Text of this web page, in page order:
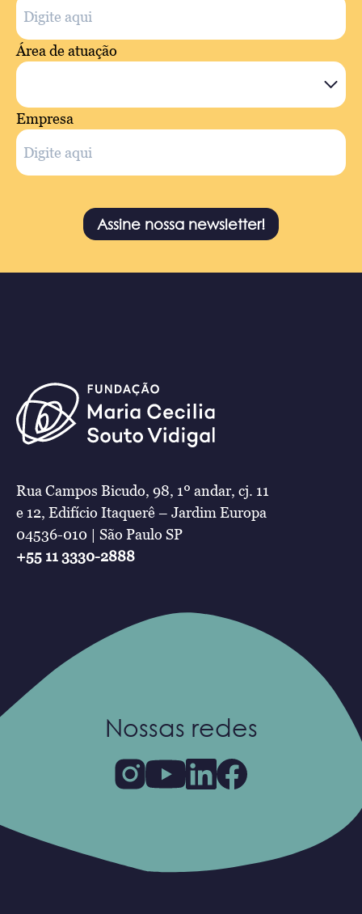
Área de atuação
Empresa
Assine nossa newsletter!
Rua Campos Bicudo, 98, 1º andar, cj. 11
e 12, Edifício Itaquerê – Jardim Europa
04536-010 | São Paulo SP
+55 11 3330-2888
Nossas redes